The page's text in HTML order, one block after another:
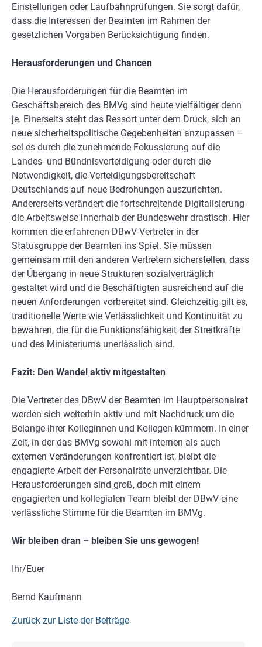
Einstellungen oder Laufbahnprüfungen. Sie sorgt dafür,
dass die Interessen der Beamten im Rahmen der
gesetzlichen Vorgaben Berücksichtigung finden.
Herausforderungen und Chancen
Die Herausforderungen für die Beamten im
Geschäftsbereich des BMVg sind heute vielfältiger denn
je. Einerseits steht das Ressort unter dem Druck, sich an
neue sicherheitspolitische Gegebenheiten anzupassen –
sei es durch die zunehmende Fokussierung auf die
Landes- und Bündnisverteidigung oder durch die
Notwendigkeit, die Verteidigungsbereitschaft
Deutschlands auf neue Bedrohungen auszurichten.
Andererseits verändert die fortschreitende Digitalisierung
die Arbeitsweise innerhalb der Bundeswehr drastisch. Hier
kommen die erfahrenen DBwV-Vertreter in der
Statusgruppe der Beamten ins Spiel. Sie müssen
gemeinsam mit den anderen Vertretern sicherstellen, dass
der Übergang in neue Strukturen sozialverträglich
gestaltet wird und die Beschäftigten ausreichend auf die
neuen Anforderungen vorbereitet sind. Gleichzeitig gilt es,
traditionelle Werte wie Verlässlichkeit und Kontinuität zu
bewahren, die für die Funktionsfähigkeit der Streitkräfte
und des Ministeriums unerlässlich sind.
Fazit: Den Wandel aktiv mitgestalten
Die Vertreter des DBwV der Beamten im Hauptpersonalrat
werden sich weiterhin aktiv und mit Nachdruck um die
Belange ihrer Kolleginnen und Kollegen kümmern. In einer
Zeit, in der das BMVg sowohl mit internen als auch
externen Veränderungen konfrontiert ist, bleibt die
engagierte Arbeit der Personalräte unverzichtbar. Die
Herausforderungen sind groß, doch mit einem
engagierten und kollegialen Team bleibt der DBwV eine
verlässliche Stimme für die Beamten im BMVg.
Wir bleiben dran – bleiben Sie uns gewogen!
Ihr/Euer
Bernd Kaufmann
Zurück zur Liste der Beiträge